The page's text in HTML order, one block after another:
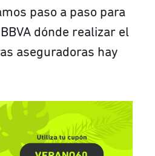
paso a paso para
dónde realizar el
aseguradoras hay